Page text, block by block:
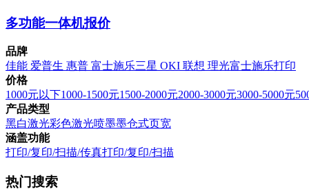
多功能一体机报价
品牌
佳能 爱普生 惠普 富士施乐三星 OKI 联想 理光富士施乐打印
价格
1000元以下1000-1500元1500-2000元2000-3000元3000-5000元
产品类型
黑白激光彩色激光喷墨墨仓式页宽
涵盖功能
打印/复印/扫描/传真打印/复印/扫描
热门搜索